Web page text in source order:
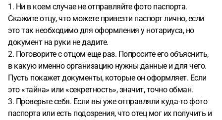
1. Ни в коем случае не отправляйте фото паспорта.
Скажите отцу, что можете привезти паспорт лично, если
это так необходимо для оформления у нотариуса, но
документ на руки не дадите.
2. Поговорите с отцом еще раз. Попросите его объяснить,
в какую именно организацию нужны данные и для чего.
Пусть покажет документы, которые он оформляет. Если
это «тайна» или «секретность», значит, точно обман.
3. Проверьте себя. Если вы уже отправляли куда-то фото
паспорта или есть подозрения, что отец мог их получить и